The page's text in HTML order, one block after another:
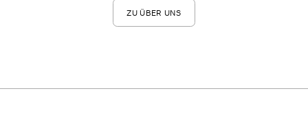
ZU ÜBER UNS